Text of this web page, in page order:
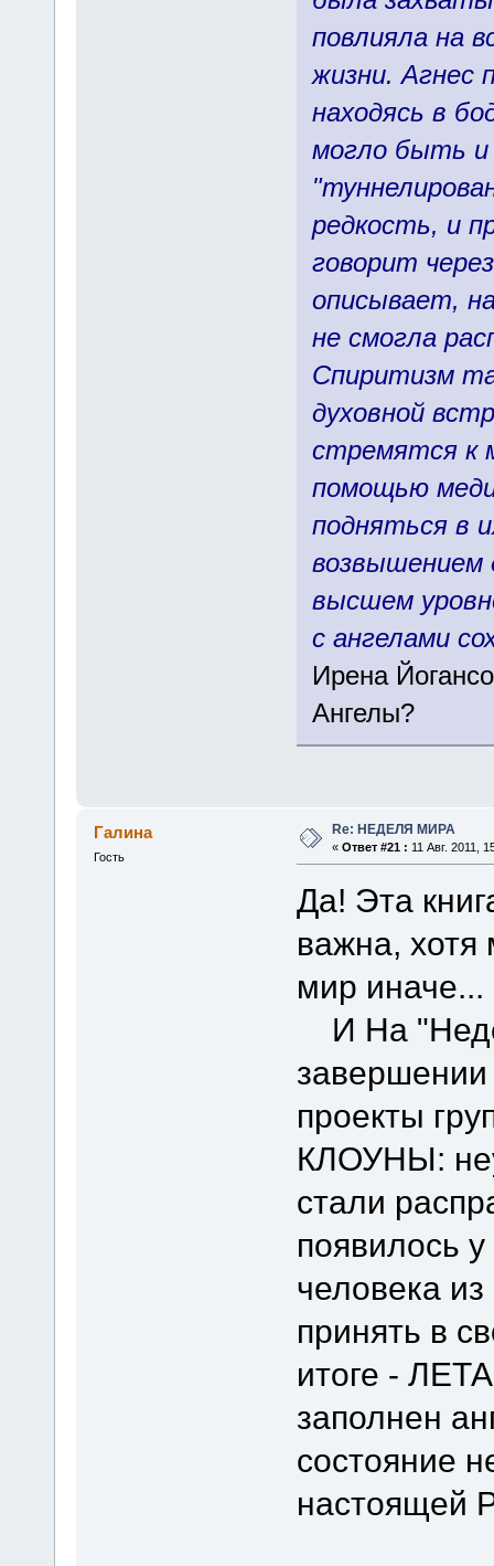
повлияла на
жизни. Агнес
находясь в
могло быть и
редкость, и
говорит
описывает,
не смогла
Спиритизм
духовной
стремятся к
помощью
подняться в
возвышением
высшем
с ангелами
Ирена
Ангелы?
Галина
Гость
Re: НЕДЕЛЯ МИРА
« Ответ #21 : 11 Авг. 2011,
Да! Эта
важна, хотя
мир иначе...
И На
завершении
проекты
КЛОУНЫ:
стали
появилось
человека
принять в
итоге -
заполнен
состояние